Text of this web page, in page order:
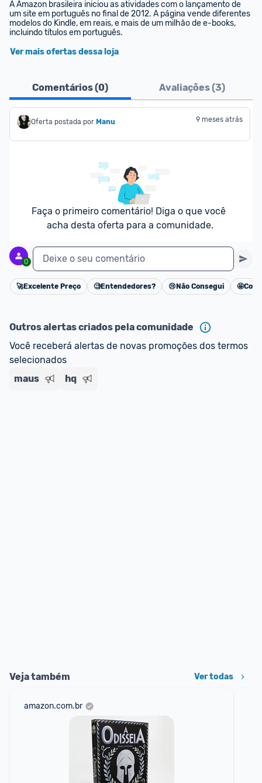
A Amazon brasileira iniciou as atividades com o lançamento de
um site em português no final de 2012. A página vende diferentes
modelos do Kindle, em reais, e mais de um milhão de e-books,
incluindo títulos em português.
Ver mais ofertas dessa loja
Comentários (0) Avaliações (3)
Oferta postada por Manu 9 meses atrás
Faça o primeiro comentário! Diga o que você
acha desta oferta para a comunidade.
0 Deixe o seu comentário
Cancelar
🚀Excelente Preço 🧐Entendedores? 😢 Não Consegui 🤩
Outros alertas criados pela comunidade
Você receberá alertas de novas promoções dos termos
selecionados
maus
hq
Veja também Ver todas
amazon.com.br